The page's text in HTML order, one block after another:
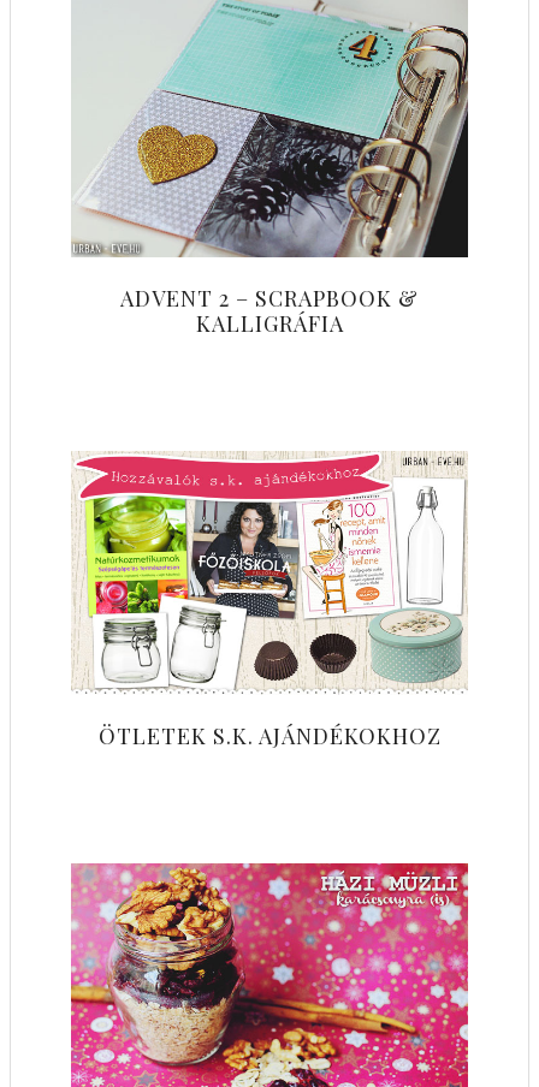
ADVENT 2 – SCRAPBOOK &
KALLIGRÁFIA
ÖTLETEK S.K. AJÁNDÉKOKHOZ